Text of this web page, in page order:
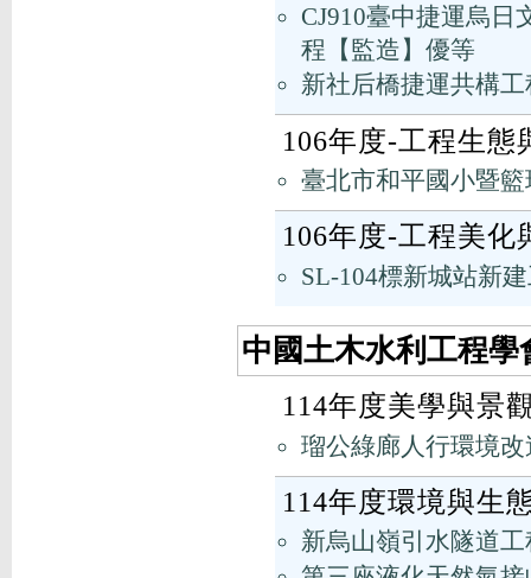
CJ910臺中捷運烏日
程【監造】優等
新社后橋捷運共構
106年度-工程生態
臺北市和平國小暨
106年度-工程美化
SL-104標新城站新
中國土木水利工程
114年度美學與景
瑠公綠廊人行環境
114年度環境與生
新烏山嶺引水隧道